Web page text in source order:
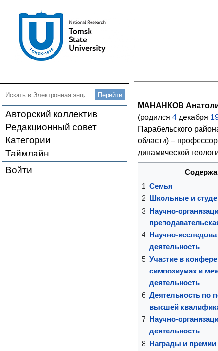
Авторский коллектив
Редакционный совет
Категории
Таймлайн
Войти
МАНАНКОВ
(родился 4 декабря
Парабельского
области) –
динамической
1 Семья
2
Школьные и
3 Научно-
4
Научно-
деятельность
5 Участие в
симпозиумах и
деятельность
6 Деятельность по
высшей
7 Научно-
деятельность
8 Награды и премии